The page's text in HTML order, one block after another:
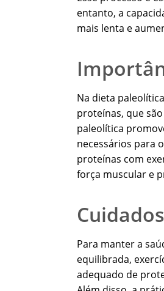
entanto, a
mais lenta e
Na dieta
proteínas, que
paleolítica
necessários para
proteínas com
força muscular e
Para manter a
equilibrada,
adequado de